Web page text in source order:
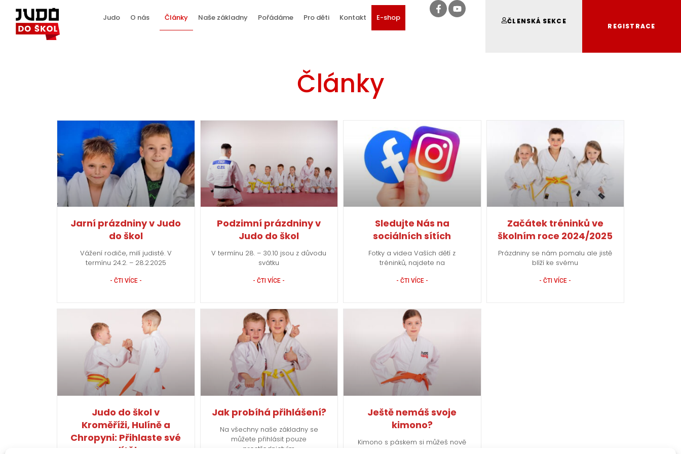
Judo O nás Články Naše základny Pořádáme Pro děti Kontakt E-shop ČLENSKÁ SEKCE
REGISTRACE
Články
Jarní prázdniny v Judo
do škol
Vážení rodiče, milí judisté. V
termínu 24.2. – 28.2.2025
- ČTI VÍCE -
Podzimní prázdniny v
Judo do škol
V termínu 28. – 30.10 jsou z důvodu
svátku
- ČTI VÍCE -
Sledujte Nás na
sociálních sítích
Fotky a videa Vaších dětí z
tréninků, najdete na
- ČTI VÍCE -
Začátek tréninků ve
školním roce 2024/2025
Prázdniny se nám pomalu ale jistě
blíží ke svému
- ČTI VÍCE -
Judo do škol v
Kroměříži, Hulíně a
Chropyni: Přihlaste své
dítě!
Jak probíhá přihlášení?
Na všechny naše základny se
můžete přihlásit pouze
prostřednictvím
Ještě nemáš svoje
kimono?
Kimono s páskem si můžeš nově